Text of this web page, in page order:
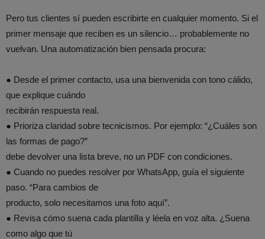
Pero tus clientes sí pueden escribirte en cualquier momento. Si el
primer mensaje que reciben es un silencio… probablemente no
vuelvan. Una automatización bien pensada procura:
● Desde el primer contacto, usa una bienvenida con tono cálido,
que explique cuándo
recibirán respuesta real.
● Prioriza claridad sobre tecnicismos. Por ejemplo: “¿Cuáles son
las formas de pago?”
debe devolver una lista breve, no un PDF con condiciones.
● Cuando no puedes resolver por WhatsApp, guía el siguiente
paso. “Para cambios de
producto, solo necesitamos una foto aquí”.
● Revisa cómo suena cada plantilla y léela en voz alta. ¿Suena
como algo que tú